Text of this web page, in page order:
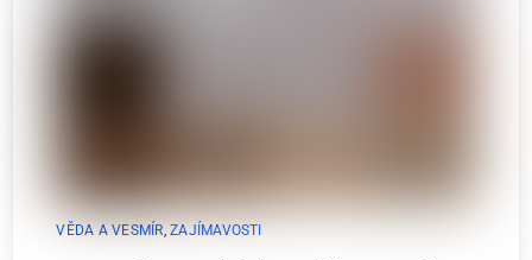
VĚDA A VESMÍR,ZAJÍMAVOSTI